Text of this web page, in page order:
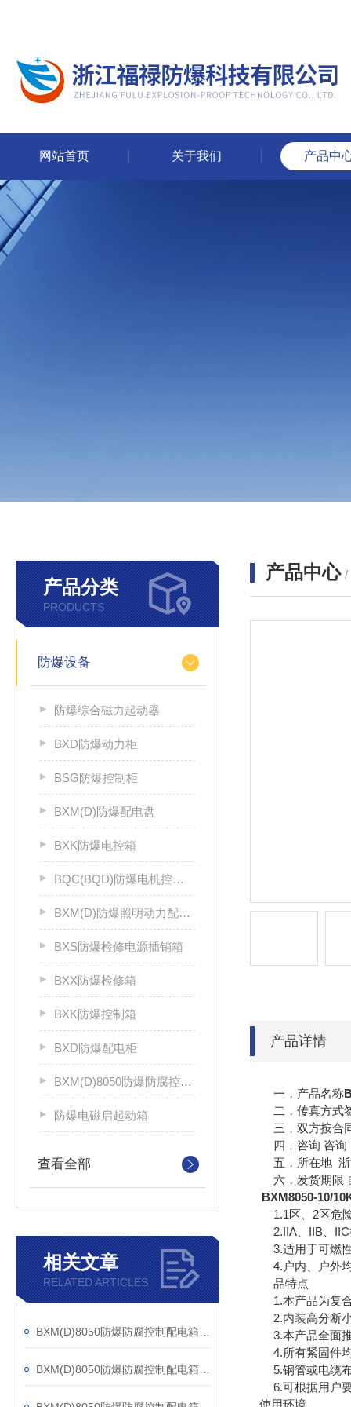
网站首页 关于我们 产品中
产品分类
PRODUCTS
防爆设备
防爆综合磁力起动器
BXD防爆动力柜
BSG防爆控制柜
BXM(D)防爆配电盘
BXK防爆电控箱
BQC(BQD)防爆电机控制器
BXM(D)防爆照明动力配电箱
BXS防爆检修电源插销箱
BXX防爆检修箱
BXK防爆控制箱
BXD防爆配电柜
BXM(D)8050防爆防腐控制配电箱
防爆电磁启起动箱
查看全部
相关文章
RELATED ARTICLES
产品中心 /
产品详情
一，产品名称
二，传真方式
三，双方按合同
四，咨询 咨询
五，所在地 浙
六，发货期限
BXM8050-10/
1.1区、2区危
2.IIA、IIB、IIC
3.适用于可燃性
4.户内、户外
品特点
1.本产品为复合
2.内装高分断小
3.本产品全面推
4.所有紧固件均
5.钢管或电缆布
6.可根据用户要
使用环境